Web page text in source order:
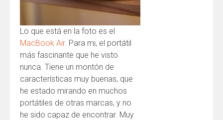
Lo que está en la foto es el
MacBook Air. Para mi, el portátil
más fascinante que he visto
nunca. Tiene un montón de
características muy buenas, que
he estado mirando en muchos
portátiles de otras marcas, y no
he sido capaz de encontrar. Muy